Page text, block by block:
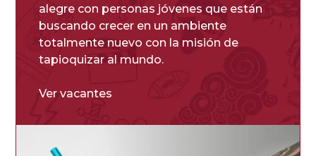
alegre con personas jóvenes que están
buscando crecer en un ambiente
totalmente nuevo con la misión de
tapioquizar al mundo.
Ver vacantes